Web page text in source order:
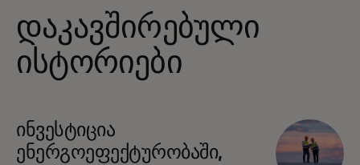
დაკავშირებული
ისტორიები
ინვესტიცია
ენერგოეფექტურობაში,